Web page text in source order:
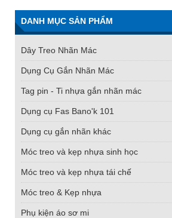
DANH MỤC SẢN PHẨM
Dây Treo Nhãn Mác
Dụng Cụ Gắn Nhãn Mác
Tag pin - Ti nhựa gắn nhãn mác
Dụng cụ Fas Bano'k 101
Dụng cụ gắn nhãn khác
Móc treo và kẹp nhựa sinh học
Móc treo và kẹp nhựa tái chế
Móc treo & Kẹp nhựa
Phụ kiện áo sơ mi